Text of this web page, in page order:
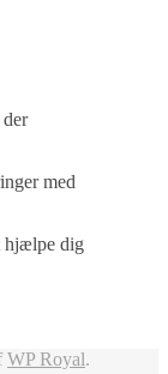
med
hjælpe dig
WP Royal.